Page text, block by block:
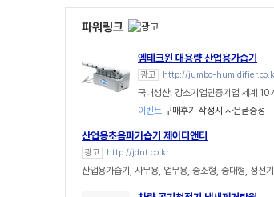
파워링크
엠테크윈 대용량 산업용가습기
광고 http://jumbo-
국내생산! 강소기업인증기업 세계
이벤트 구매후기 작성시 사은품증정
산업용초음파가습기 제이디앤티
광고 http://jdnt.co.kr
산업용가습기, 사무용, 업무용, 중소형, 중대형, 정전